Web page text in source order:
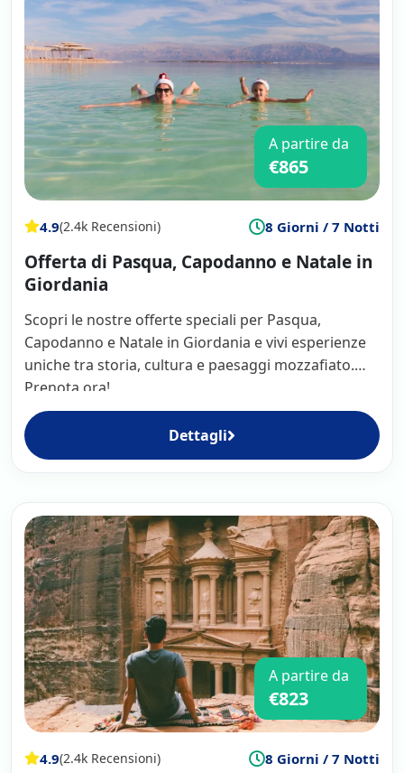
A partire da
€865
4.9(2.4k Recensioni) 8 Giorni / 7 Notti
Offerta di Pasqua, Capodanno e Natale in
Giordania
Scopri le nostre offerte speciali per Pasqua,
Capodanno e Natale in Giordania e vivi esperienze
uniche tra storia, cultura e paesaggi mozzafiato.
Prenota ora!
Dettagli
A partire da
€823
4.9(2.4k Recensioni) 8 Giorni / 7 Notti